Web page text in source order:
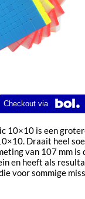
10×10 is een
Draait heel
van 107 mm
en heeft als
voor sommige